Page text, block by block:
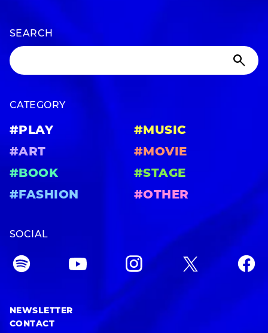
SEARCH
CATEGORY
#PLAY
#MUSIC
#ART
#MOVIE
#BOOK
#STAGE
#FASHION
#OTHER
SOCIAL
NEWSLETTER
CONTACT